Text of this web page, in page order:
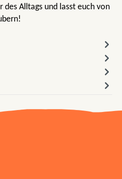
des Alltags und lasst euch von